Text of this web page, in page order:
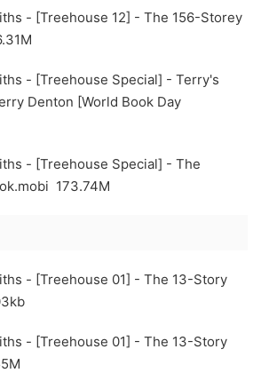
- [Treehouse 12] - The 156-Storey
- [Treehouse Special] - Terry's
Denton [World Book Day
- [Treehouse Special] - The
173.74M
- [Treehouse 01] - The 13-Story
- [Treehouse 01] - The 13-Story